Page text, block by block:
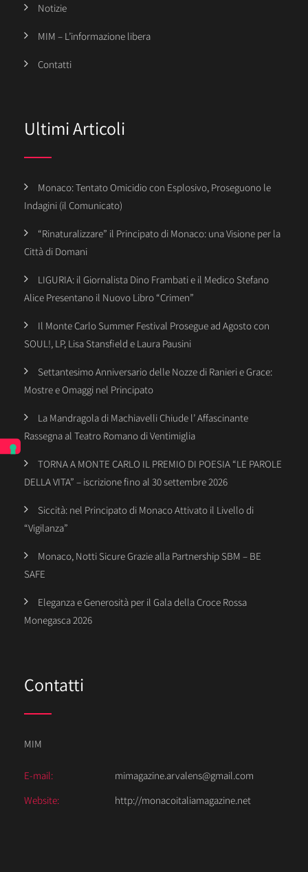
Notizie
MIM – L’informazione libera
Contatti
Ultimi Articoli
Monaco: Tentato Omicidio con Esplosivo, Proseguono le
Indagini (il Comunicato)
“Rinaturalizzare” il Principato di Monaco: una Visione per la
Città di Domani
LIGURIA: il Giornalista Dino Frambati e il Medico Stefano
Alice Presentano il Nuovo Libro “Crimen”
Il Monte Carlo Summer Festival Prosegue ad Agosto con
SOUL!, LP, Lisa Stansfield e Laura Pausini
Settantesimo Anniversario delle Nozze di Ranieri e Grace:
Mostre e Omaggi nel Principato
La Mandragola di Machiavelli Chiude l’ Affascinante
Rassegna al Teatro Romano di Ventimiglia
TORNA A MONTE CARLO IL PREMIO DI POESIA “LE PAROLE
DELLA VITA” – iscrizione fino al 30 settembre 2026
Siccità: nel Principato di Monaco Attivato il Livello di
“Vigilanza”
Monaco, Notti Sicure Grazie alla Partnership SBM – BE
SAFE
Eleganza e Generosità per il Gala della Croce Rossa
Monegasca 2026
Contatti
MIM
E-mail:
mimagazine.arvalens@gmail.com
Website:
http://monacoitaliamagazine.net